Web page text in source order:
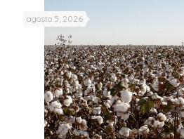
agosto 5, 2026